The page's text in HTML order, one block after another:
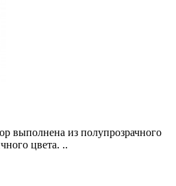
выполнена из полупрозрачного
цвета. ..